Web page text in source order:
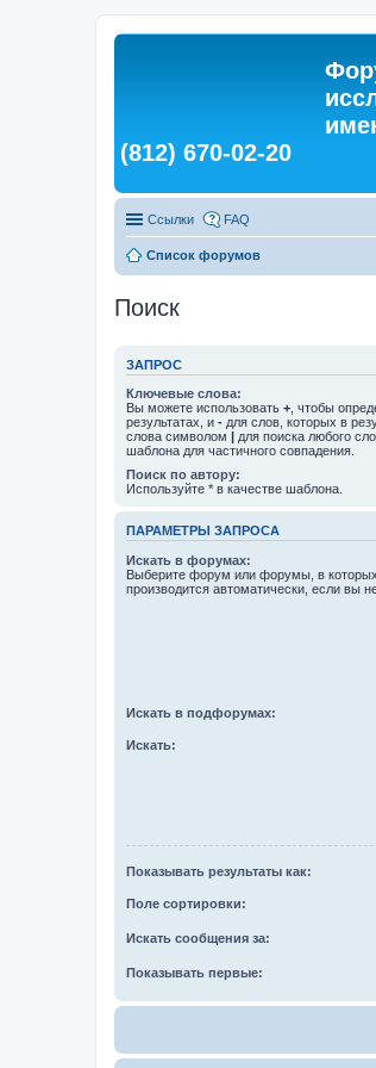
(812) 670-02-20
Ссылки FAQ
Список форумов
Поиск
ЗАПРОС
Ключевые слова:
Вы можете использовать + , чтобы
результатах, и - для слов, которых в
слова символом | для поиска любого
шаблона для частичного совпадения.
Поиск по автору:
Используйте * в качестве шаблона.
ПАРАМЕТРЫ ЗАПРОСА
Искать в форумах:
Выберите форум или форумы, в
производится автоматически, если вы
Искать в подфорумах:
Искать:
Показывать результаты как:
Поле сортировки:
Искать сообщения за:
Показывать первые: